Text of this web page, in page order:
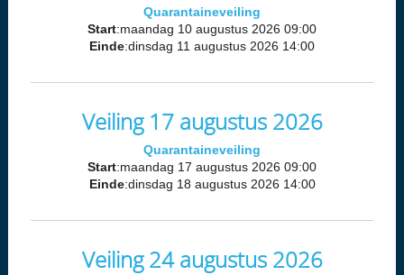
Quarantaineveiling
Start:maandag 10 augustus 2026 09:00
Einde:dinsdag 11 augustus 2026 14:00
Veiling 17 augustus 2026
Quarantaineveiling
Start:maandag 17 augustus 2026 09:00
Einde:dinsdag 18 augustus 2026 14:00
Veiling 24 augustus 2026